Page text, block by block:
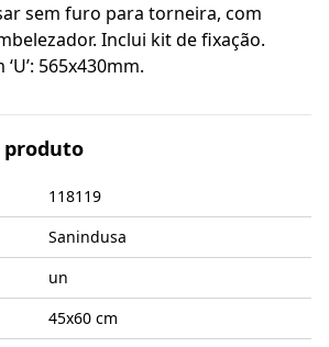
sem furo para torneira, com
Inclui kit de fixação.
565x430mm.
118119
Sanindusa
un
45x60 cm